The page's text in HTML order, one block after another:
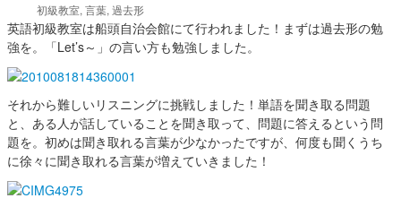
初級教室, 言葉, 過去形
英語初級教室は船頭自治会館にて行われました！まずは過去形の勉
強を。「Let’s～」の言い方も勉強しました。
それから難しいリスニングに挑戦しました！単語を聞き取る問題
と、ある人が話していることを聞き取って、問題に答えるという問
題を。初めは聞き取れる言葉が少なかったですが、何度も聞くうち
に徐々に聞き取れる言葉が増えていきました！